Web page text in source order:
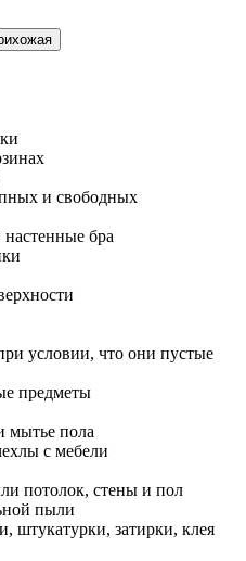
и свободных
бра
условии, что они пустые
предметы
мытье пола
с мебели
потолок, стены и пол
пыли
штукатурки, затирки, клея